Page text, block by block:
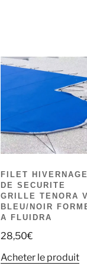
FILET HIVERNAGE
DE SECURITE
GRILLE TENORA
BLEU/NOIR
A FLUIDRA
28,50€
Acheter le produit